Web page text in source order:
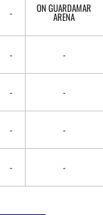
- ON GUARDAMAR
ARENA
- -
- -
- -
- -